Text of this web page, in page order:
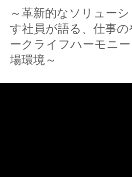
～革新的なソリュー
す社員が語る、仕事
ークライフハーモニ
場環境～